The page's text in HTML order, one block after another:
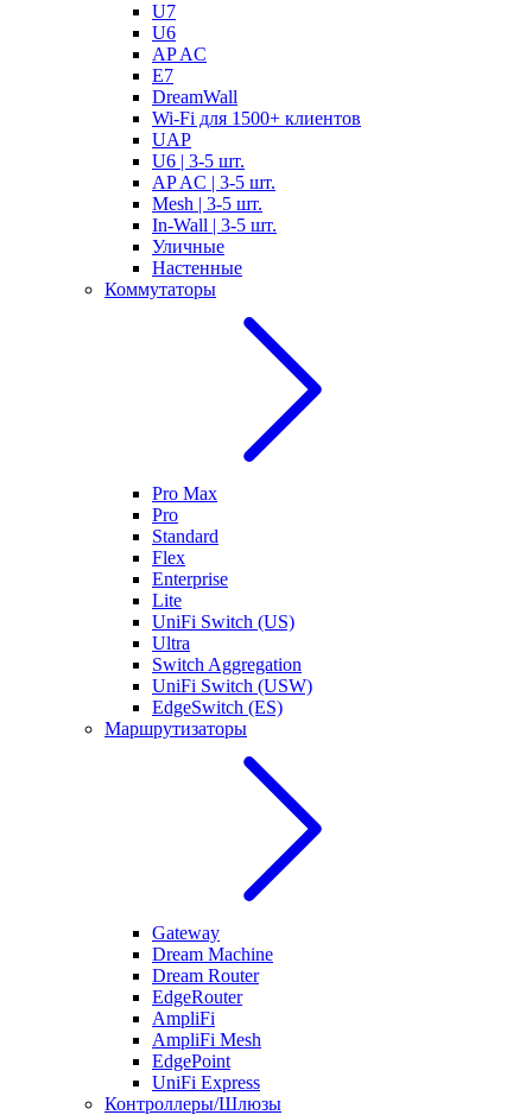
U7
U6
AP AC
E7
DreamWall
Wi-Fi для 1500+ клиентов
UAP
U6 | 3-5 шт.
AP AC | 3-5 шт.
Mesh | 3-5 шт.
In-Wall | 3-5 шт.
Уличные
Настенные
Коммутаторы
Pro Max
Pro
Standard
Flex
Enterprise
Lite
UniFi Switch (US)
Ultra
Switch Aggregation
UniFi Switch (USW)
EdgeSwitch (ES)
Маршрутизаторы
Gateway
Dream Machine
Dream Router
EdgeRouter
AmpliFi
AmpliFi Mesh
EdgePoint
UniFi Express
Контроллеры/Шлюзы